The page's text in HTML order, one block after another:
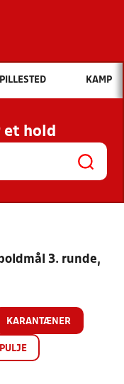
vil du søge efter?
OG NYHEDER
KLUBBER OG
KAMP
et hold
3. runde,
KARANTÆNER